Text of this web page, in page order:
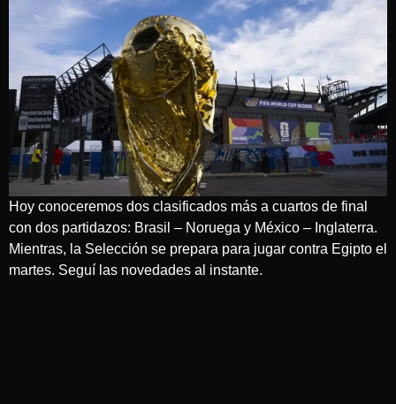
Hoy conoceremos dos clasificados más a cuartos de final
con dos partidazos: Brasil – Noruega y México – Inglaterra.
Mientras, la Selección se prepara para jugar contra Egipto el
martes. Seguí las novedades al instante.